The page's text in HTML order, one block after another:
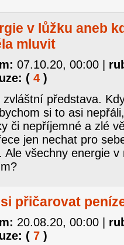
v lůžku aneb
mluvit
07.10.20, 00:00
( 4 )
zvláštní představa.
si to asi
či nepříjemné a zlé
jen nechat pro
Ale všechny energie
přičarovat
20.08.20, 00:00
( 7 )